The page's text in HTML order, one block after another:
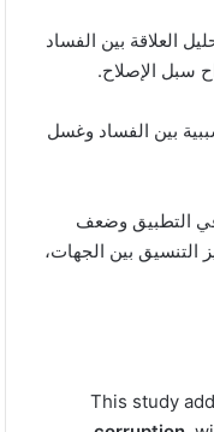
العلاقة بين الفساد
سبل الإصلاح.
بين الفساد وغسل
في التطبيق وضعف
بين الجهات،